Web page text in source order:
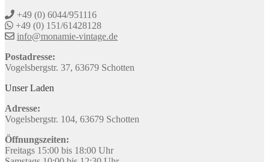
+49 (0) 6044/951116
+49 (0) 151/61428128
info@monamie-vintage.de
Postadresse:
Vogelsbergstr. 37, 63679 Schotten
Unser Laden
Adresse:
Vogelsbergstr. 104, 63679 Schotten
Öffnungszeiten:
Freitags 15:00 bis 18:00 Uhr